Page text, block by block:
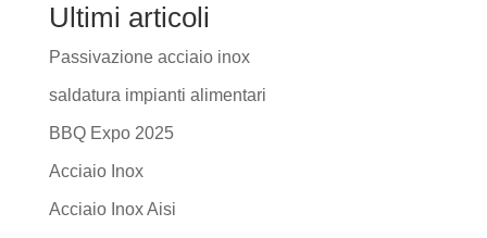
Ultimi articoli
Passivazione acciaio inox
saldatura impianti alimentari
BBQ Expo 2025
Acciaio Inox
Acciaio Inox Aisi